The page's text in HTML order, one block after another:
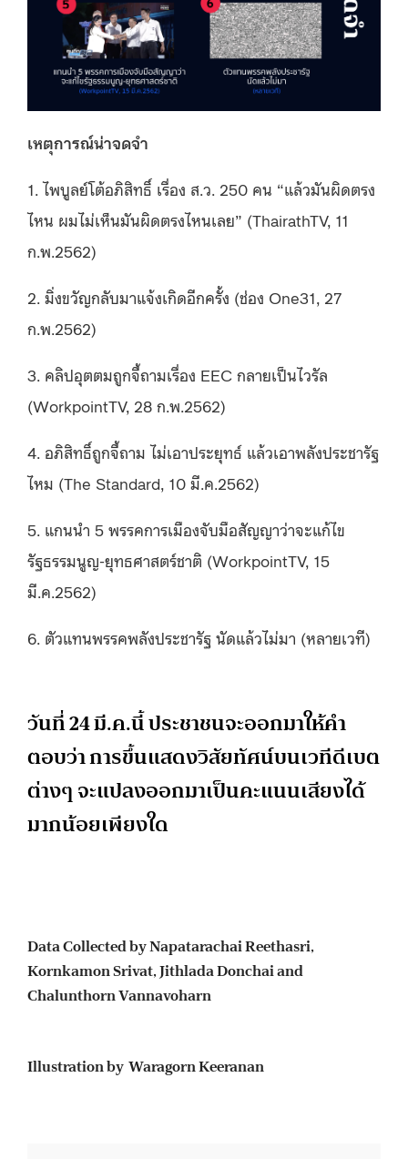
เหตุการณ์น่าจดจำ
1. ไพบูลย์โต้อภิสิทธิ์ เรื่อง ส.ว. 250 คน “แล้วมันผิดตรง
ไหน ผมไม่เห็นมันผิดตรงไหนเลย” (ThairathTV, 11
ก.พ.2562)
2. มิ่งขวัญกลับมาแจ้งเกิดอีกครั้ง (ช่อง One31, 27
ก.พ.2562)
3. คลิปอุตตมถูกจี้ถามเรื่อง EEC กลายเป็นไวรัล
(WorkpointTV, 28 ก.พ.2562)
4. อภิสิทธิ์ถูกจี้ถาม ไม่เอาประยุทธ์ แล้วเอาพลังประชารัฐ
ไหม (The Standard, 10 มี.ค.2562)
5. แกนนำ 5 พรรคการเมืองจับมือสัญญาว่าจะแก้ไข
รัฐธรรมนูญ-ยุทธศาสตร์ชาติ (WorkpointTV, 15
มี.ค.2562)
6. ตัวแทนพรรคพลังประชารัฐ นัดแล้วไม่มา (หลายเวที)
วันที่ 24 มี.ค.นี้ ประชาชนจะออกมาให้คำ
ตอบว่า การขึ้นแสดงวิสัยทัศน์บนเวทีดีเบต
ต่างๆ จะแปลงออกมาเป็นคะแนนเสียงได้
มากน้อยเพียงใด
Data Collected by Napatarachai Reethasri,
Kornkamon Srivat, Jithlada Donchai and
Chalunthorn Vannavoharn
Illustration by Waragorn Keeranan